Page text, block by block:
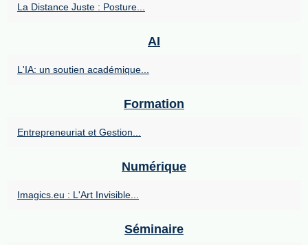
La Distance Juste : Posture...
AI
L'IA: un soutien académique...
Formation
Entrepreneuriat et Gestion...
Numérique
Imagics.eu : L'Art Invisible...
Séminaire